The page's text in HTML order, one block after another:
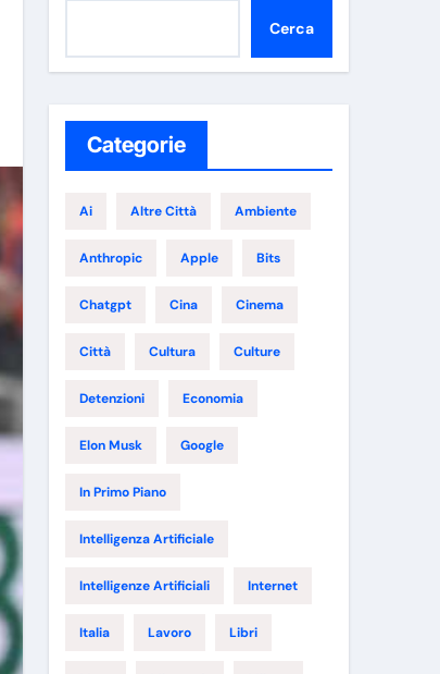
Cerca
Categorie
Ai Altre Città Ambiente
Anthropic Apple Bits
Chatgpt Cina Cinema
Città Cultura Culture
Detenzioni Economia
Elon Musk Google
In Primo Piano
Intelligenza Artificiale
Intelligenze Artificiali Internet
Italia Lavoro Libri